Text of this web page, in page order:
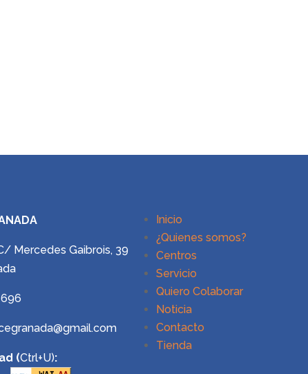
Mercedes Gaibrois, 39
(Ctrl+U):
Inicio
¿Quienes somos?
Centros
Servicio
Quiero Colaborar
Noticia
Contacto
Tienda